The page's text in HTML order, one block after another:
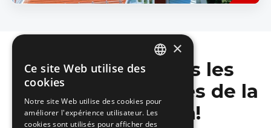
Ne manquez pas les
dernières nouvelles de la
construction!
×
Ce site Web utilise des
cookies
Notre site Web utilise des cookies pour
améliorer l'expérience utilisateur. Les
cookies sont utilisés pour afficher des